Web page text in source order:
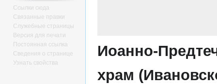
Иоанно-
храм
Ссылки сюда
Связанные правки
Служебные страницы
Версия для печати
Постоянная ссылка
Сведения о странице
Узнать свойства